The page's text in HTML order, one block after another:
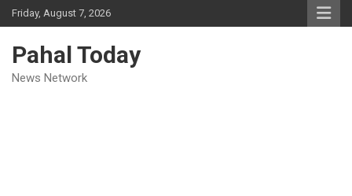
Skip
to
Friday, August 7, 2026
Pahal Today
News Network